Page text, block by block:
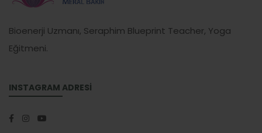
Bioenerji Uzmanı, Seraphim Blueprint Teacher, Yoga
Eğitmeni.
INSTAGRAM ADRESİ